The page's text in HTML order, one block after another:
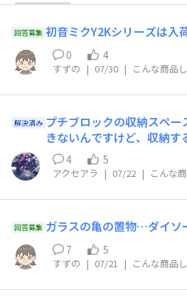
回答募集 初音ミクY2Kシリーズは入
0 4
すずの | 07/30 | こんな商品
解決済み プチブロックの収納スペ
きないんですけど、収納
ほしい。
4 5
アクセアラ | 07/22 | こんな
回答募集 ガラスの亀の置物…ダイソ
7 5
すずの | 07/21 | こんな商品